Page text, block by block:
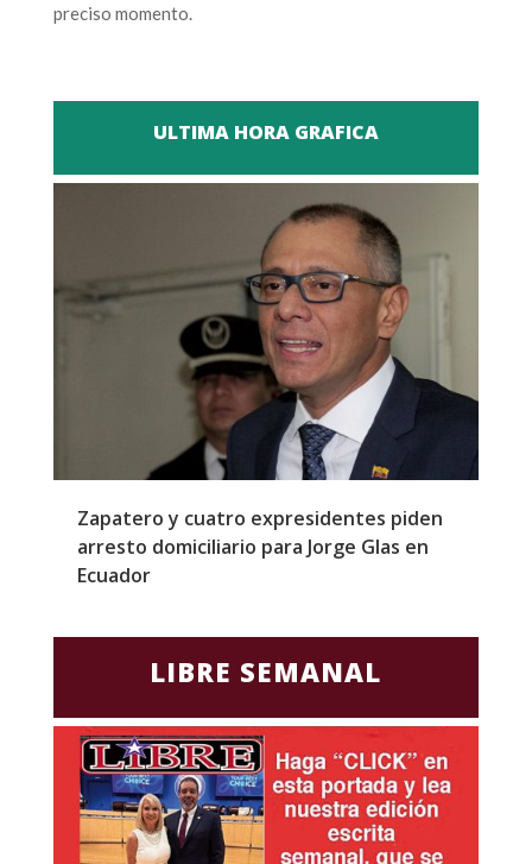
preciso momento.
ULTIMA HORA GRAFICA
Zapatero y cuatro expresidentes piden
arresto domiciliario para Jorge Glas en
Ecuador
LIBRE SEMANAL